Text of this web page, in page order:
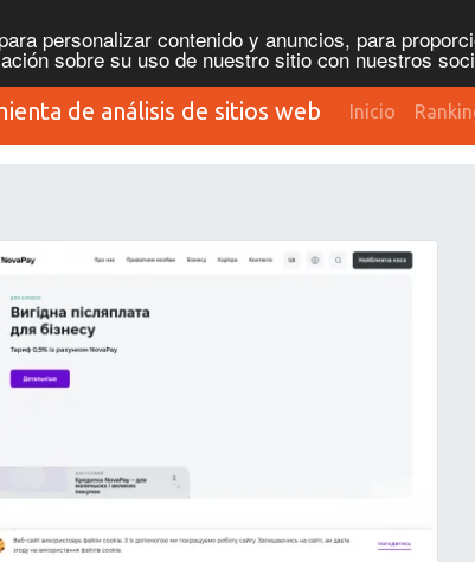
personalizar contenido y anuncios, para
sobre su uso de nuestro sitio con nuestros
de análisis de sitios web Inicio